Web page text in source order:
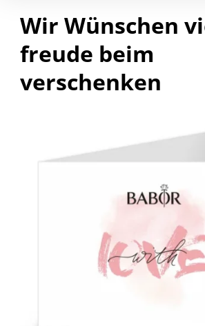
Wir Wünschen
freude beim
verschenken